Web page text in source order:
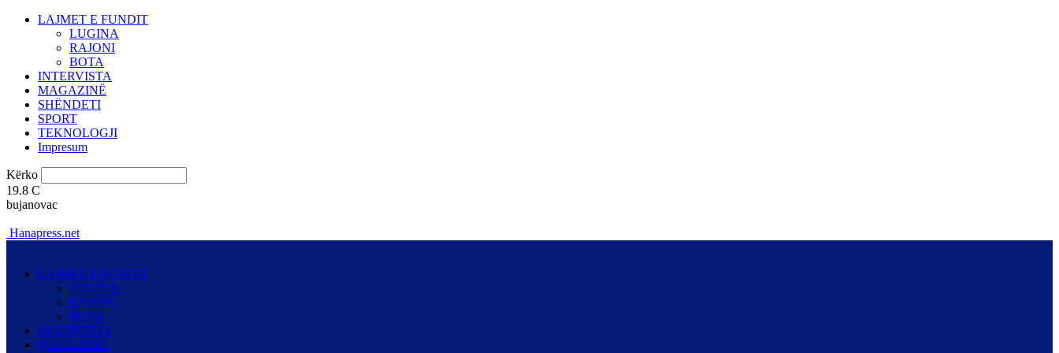
LAJMET E FUNDIT
LUGINA
RAJONI
BOTA
INTERVISTA
MAGAZINË
SHËNDETI
SPORT
TEKNOLOGJI
Impresum
Kërko
19.8 C
bujanovac
Hanapress.net
LAJMET E FUNDIT
LUGINA
RAJONI
BOTA
INTERVISTA
MAGAZINË